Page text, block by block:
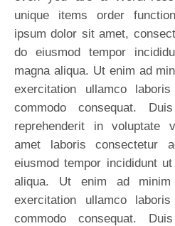
unique items order
ipsum dolor sit amet,
do eiusmod tempor
magna aliqua. Ut enim ad
exercitation ullamco
commodo consequat.
reprehenderit in voluptate
amet laboris consectetur
eiusmod tempor incididunt
aliqua. Ut enim ad
exercitation ullamco
commodo consequat.